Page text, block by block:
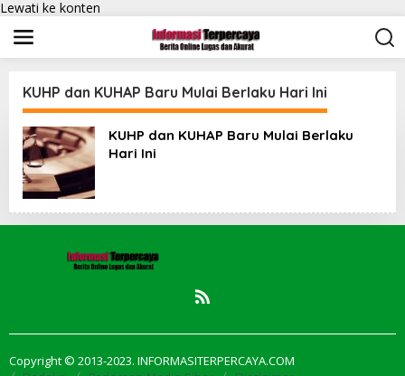
Lewati ke konten
KUHP dan KUHAP Baru Mulai Berlaku Hari Ini
KUHP dan KUHAP Baru Mulai Berlaku
Hari Ini
Copyright © 2013-2023. INFORMASITERPERCAYA.COM